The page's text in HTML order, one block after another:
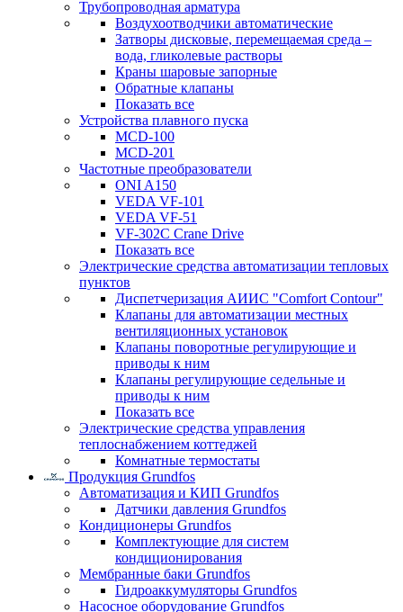
Трубопроводная арматура
Воздухоотводчики автоматические
Затворы дисковые, перемещаемая среда –
вода, гликолевые растворы
Краны шаровые запорные
Обратные клапаны
Показать все
Устройства плавного пуска
MCD-100
MCD-201
Частотные преобразователи
ONI A150
VEDA VF-101
VEDA VF-51
VF-302C Crane Drive
Показать все
Электрические средства автоматизации тепловых
пунктов
Диспетчеризация АИИС "Comfort Contour"
Клапаны для автоматизации местных
вентиляционных установок
Клапаны поворотные регулирующие и
приводы к ним
Клапаны регулирующие седельные и
приводы к ним
Показать все
Электрические средства управления
теплоснабжением коттеджей
Комнатные термостаты
Продукция Grundfos
Автоматизация и КИП Grundfos
Датчики давления Grundfos
Кондиционеры Grundfos
Комплектующие для систем
кондиционирования
Мембранные баки Grundfos
Гидроаккумуляторы Grundfos
Насосное оборудование Grundfos